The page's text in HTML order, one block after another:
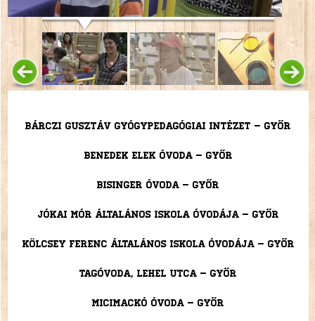
Bárczi Gusztáv Gyógypedagógiai Intézet – Győr
Benedek Elek Óvoda – Győr
Bisinger Óvoda – Győr
Jókai Mór Általános Iskola Óvodája – Győr
Kölcsey Ferenc Általános Iskola Óvodája – Győr
Tagóvoda, Lehel utca – Győr
Micimackó Óvoda – Győr